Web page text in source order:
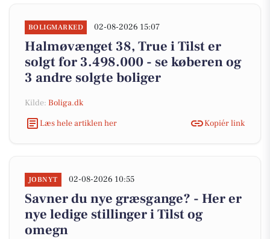
BOLIGMARKED 02-08-2026 15:07
Halmøvænget 38, True i Tilst er
solgt for 3.498.000 - se køberen og
3 andre solgte boliger
Kilde: Boliga.dk
Læs hele artiklen her
Kopiér link
JOBNYT 02-08-2026 10:55
Savner du nye græsgange? - Her er
nye ledige stillinger i Tilst og
omegn